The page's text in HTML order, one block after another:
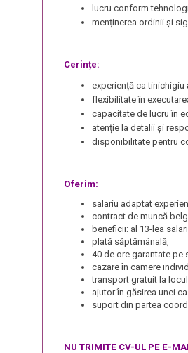
lucru conform
menținerea ordinii și
Cerințe:
experiență ca tinichigiu
flexibilitate în
capacitate de lucru în
atenție la detalii și
disponibilitate pentru
Oferim:
salariu adaptat
contract de muncă
beneficii: al 13-lea
plată săptămânală,
40 de ore garantate pe
cazare în camere
transport gratuit la
ajutor în găsirea unei
suport din partea
NU TRIMITE CV-UL PE E-